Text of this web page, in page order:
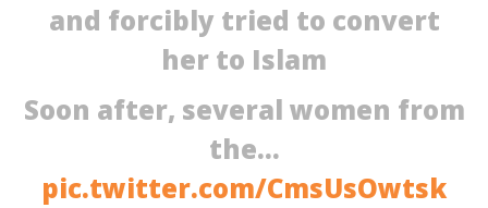
and forcibly tried to convert
her to Islam
Soon after, several women from
the…
pic.twitter.com/CmsUsOwtsk